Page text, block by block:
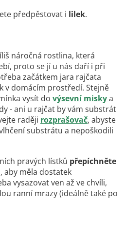
předpěstovat i lilek.
náročná rostlina, která
proto se jí u nás daří i při
začátkem jara rajčata
v domácím prostředí. Stejně
vysít do výsevní miskya
- ani u rajčat by vám substrát
raději rozprašovač, abyste
substrátu a nepoškodili
pravých lístků přepíchněte
aby měla dostatek
vysazovat ven až ve chvíli,
ranní mrazy (ideálně také po